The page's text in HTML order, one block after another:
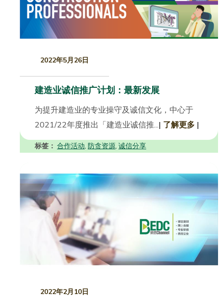
2022年5月26日
建造业诚信推广计划：最新发展
为提升建造业的专业操守及诚信文化，中心于
2021/22年度推出「建造业诚信推...| 了解更多 |
标签： 合作活动, 防贪资源, 诚信分享
2022年2月10日